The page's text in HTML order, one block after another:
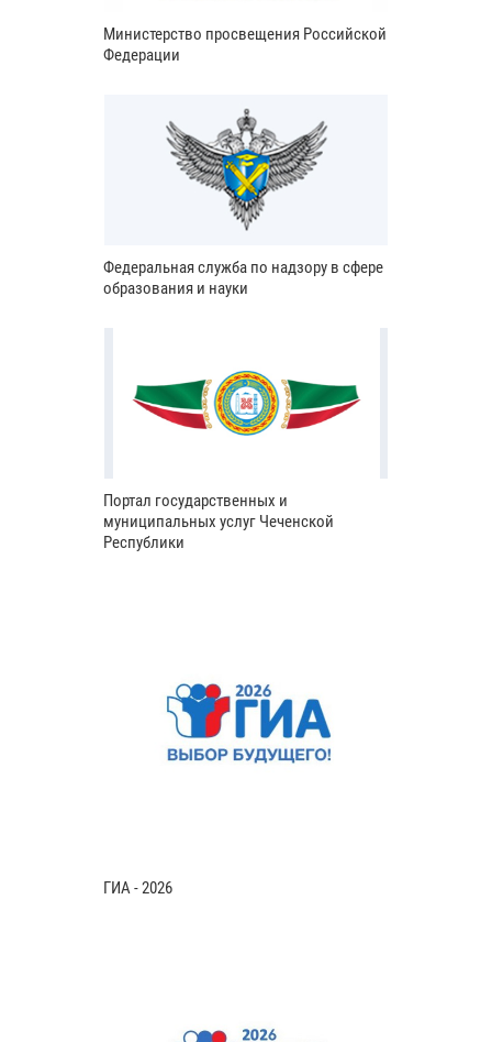
Министерство просвещения Российской
Федерации
Федеральная служба по надзору в сфере
образования и науки
Портал государственных и
муниципальных услуг Чеченской
Республики
ГИА - 2026